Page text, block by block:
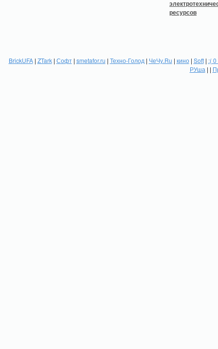
BrickUFA| ZTark| Софт| smetafor.ru | Техно-Голод | ЧеЧу.Ru | кино| Soft| :(
РУша | |